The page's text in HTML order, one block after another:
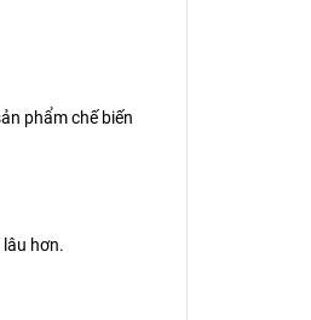
phẩm chế biến
hơn.